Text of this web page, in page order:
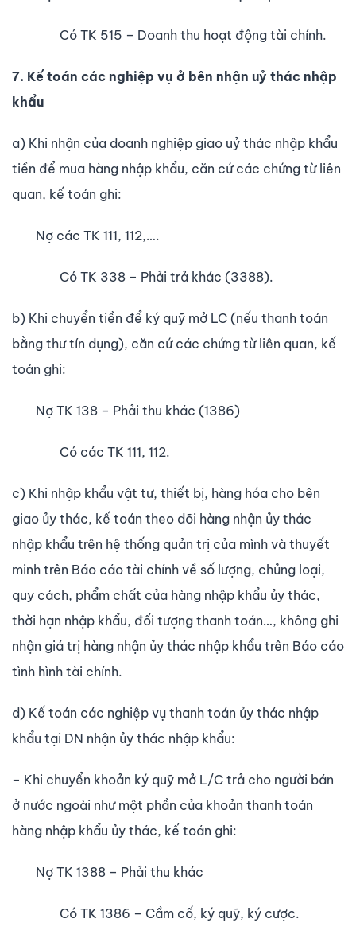
Có TK 515 – Doanh thu hoạt động tài chính.
7. Kế toán các nghiệp vụ ở bên nhận uỷ thác nhập
khẩu
a) Khi nhận của doanh nghiệp giao uỷ thác nhập khẩu
tiền để mua hàng nhập khẩu, căn cứ các chứng từ liên
quan, kế toán ghi:
Nợ các TK 111, 112,….
Có TK 338 – Phải trả khác (3388).
b) Khi chuyển tiền để ký quỹ mở LC (nếu thanh toán
bằng thư tín dụng), căn cứ các chứng từ liên quan, kế
toán ghi:
Nợ TK 138 – Phải thu khác (1386)
Có các TK 111, 112.
c) Khi nhập khẩu vật tư, thiết bị, hàng hóa cho bên
giao ủy thác, kế toán theo dõi hàng nhận ủy thác
nhập khẩu trên hệ thống quản trị của mình và thuyết
minh trên Báo cáo tài chính về số lượng, chủng loại,
quy cách, phẩm chất của hàng nhập khẩu ủy thác,
thời hạn nhập khẩu, đối tượng thanh toán…, không ghi
nhận giá trị hàng nhận ủy thác nhập khẩu trên Báo cáo
tình hình tài chính.
d) Kế toán các nghiệp vụ thanh toán ủy thác nhập
khẩu tại DN nhận ủy thác nhập khẩu:
– Khi chuyển khoản ký quỹ mở L/C trả cho người bán
ở nước ngoài như một phần của khoản thanh toán
hàng nhập khẩu ủy thác, kế toán ghi:
Nợ TK 1388 – Phải thu khác
Có TK 1386 – Cầm cố, ký quỹ, ký cược.